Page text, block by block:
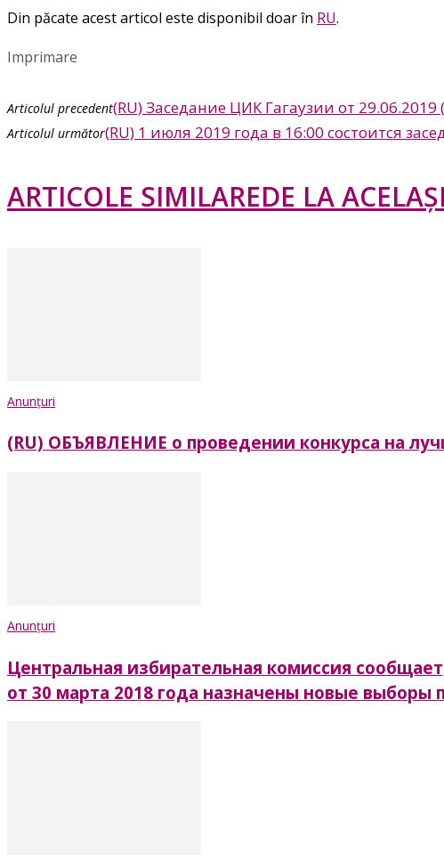
Din păcate acest articol este disponibil doar în RU.
Imprimare
Articolul precedent(RU) Заседание ЦИК Гагаузии от 29.06.2019
Articolul următor(RU) 1 июля 2019 года в 16:00 состоится
ARTICOLE SIMILAREDE LA
Anunțuri
(RU) ОБЪЯВЛЕНИЕ о проведении конкурса на
Anunțuri
Центральная избирательная комиссия
от 30 марта 2018 года назначены новые